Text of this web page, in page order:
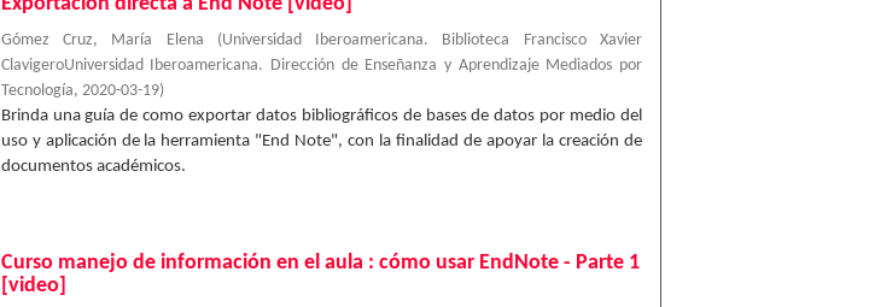
Gómez Cruz, María Elena (Universidad Iberoamericana. Biblioteca Francisco Xavier
ClavigeroUniversidad Iberoamericana. Dirección de Enseñanza y Aprendizaje Mediados por
Tecnología, 2020-03-19)
Brinda una guía de como exportar datos bibliográficos de bases de datos por medio del
uso y aplicación de la herramienta "End Note", con la finalidad de apoyar la creación de
documentos académicos.
Curso manejo de información en el aula : cómo usar EndNote - Parte 1
[video]